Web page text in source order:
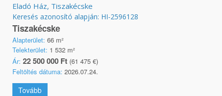
Eladó Ház, Tiszakécske
Keresés azonosító alapján: HI-2596128
Tiszakécske
Alapterület: 66 m²
Telekterület: 1 532 m²
Ár: 22 500 000 Ft (61 475 €)
Feltöltés dátuma: 2026.07.24.
Tovább